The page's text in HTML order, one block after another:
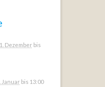
Dezember bis
Januar bis 13:00